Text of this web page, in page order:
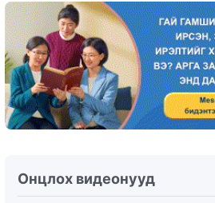
6:13
Өдөр
Бурханы
Эшлэл 201
Өдөр
Бурханы
Эшлэл 202
Өдөр
Онцлох видеонууд